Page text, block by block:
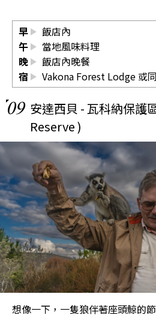
早
飯店內
午
當地風味料理
晚
飯店內晚餐
宿
Vakona Forest Lodge 或
09 安達西貝 - 瓦科納保護
Reserve )
想像一下，一隻狼伴著座頭鯨的